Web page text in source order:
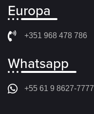
Europa
+351 968 478 786
Whatsapp
+55 61 9 8627-7777